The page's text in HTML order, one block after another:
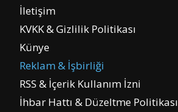
İletişim
KVKK & Gizlilik Politikası
Künye
Reklam & İşbirliği
RSS & İçerik Kullanım İzni
İhbar Hattı & Düzeltme Politikası